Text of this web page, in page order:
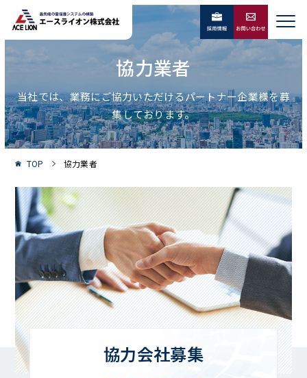
協力業者
当社では、業務にご協力いただけるパートナー企業様を募
集しております。
TOP 協力業者
協力会社募集